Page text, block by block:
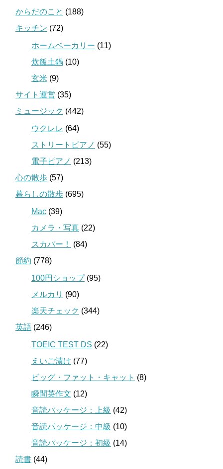
からだのこと (188)
キッチン (72)
ホームベーカリー (11)
炊飯土鍋 (10)
玄米 (9)
サイト運営 (35)
ミュージック (442)
ウクレレ (64)
ストリートピアノ (55)
電子ピアノ (213)
心の散歩 (57)
暮らしの散歩 (695)
Mac (39)
カメラ・写真 (22)
スカパー！
(84)
節約 (778)
100円ショップ(95)
メルカリ (90)
楽天チェック (344)
英語 (246)
TOEIC TEST DS (22)
えいご漬け (77)
ビッグ・ファット・キャット (8)
瞬間英作文 (12)
音読パッケージ：上級 (42)
音読パッケージ：中級 (10)
音読パッケージ：初級 (14)
読書 (44)